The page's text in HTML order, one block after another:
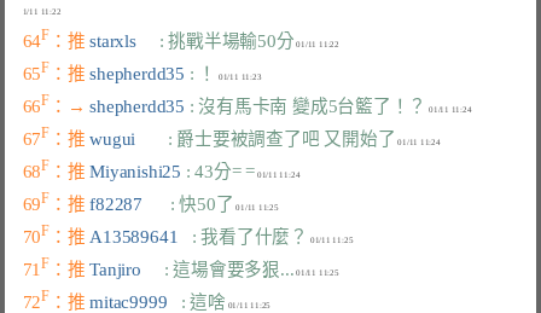
64F ：推 starxls : 挑戰半場輸50分
65F ：推 shepherdd35 : ！ 01/11 11:23
66F ：→ shepherdd35 : 沒有馬卡南 變成5台籃了！？ 01/11 11:24
67F ：推 wugui : 爵士要被調查了吧 又開始了 01/11 11:24
68F ：推 Miyanishi25 : 43分= = 01/11 11:24
69F ：推 f82287 : 快50了 01/11 11:25
70F ：推 A13589641 : 我看了什麼？ 01/11 11:25
71F ：推 Tanjiro : 這場會要多狠... 01/11 11:25
72F ：推 mitac9999 : 這啥